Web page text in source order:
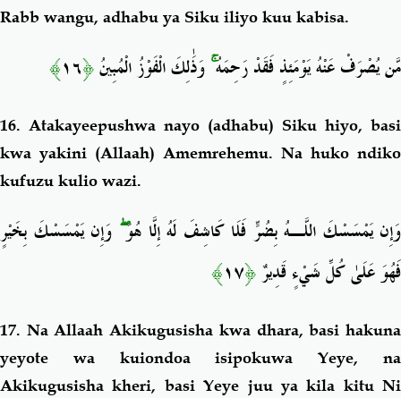
Rabb wangu, adhabu ya Siku iliyo kuu kabisa.
مَّن يُصْرَفْ عَنْهُ يَوْمَئِذٍ فَقَدْ رَحِمَهُۚوَذَٰلِكَ الْفَوْزُ الْمُبِينُ﴿١٦﴾
16. Atakayeepushwa nayo (adhabu) Siku hiyo, basi
kwa yakini (Allaah) Amemrehemu. Na huko ndiko
kufuzu kulio wazi.
وَإِن يَمْسَسْكَ اللَّـهُ بِضُرٍّ فَلَا كَاشِفَ لَهُ إِلَّا هُوَۖ وَإِن يَمْسَسْكَ بِخَيْرٍ
فَهُوَ عَلَىٰ كُلِّ شَيْءٍ قَدِيرٌ﴿١٧﴾
17. Na Allaah Akikugusisha kwa dhara,basi hakuna
yeyote wa kuiondoaisipokuwa Yeye, na
Akikugusisha kheri, basi Yeye juu ya kila kitu Ni